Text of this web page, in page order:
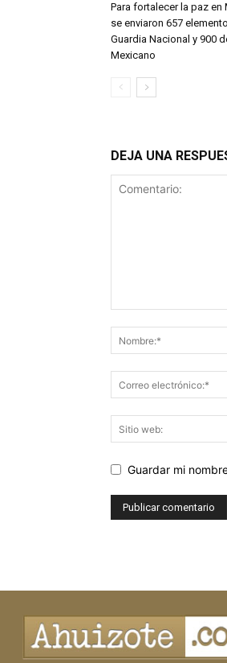
Para fortalecer la paz en
se enviaron 657
Guardia Nacional y 900
Mexicano
DEJA UNA
Guardar mi